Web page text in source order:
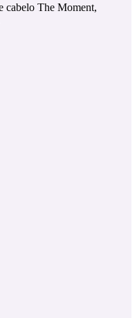
cabelo The Moment,